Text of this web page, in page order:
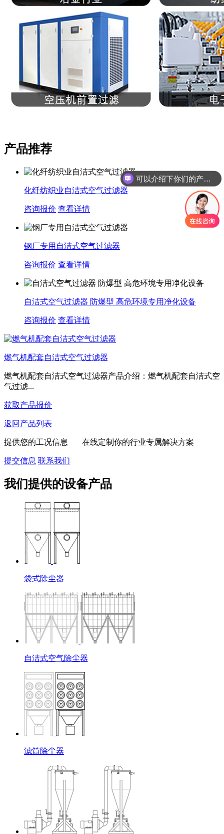
产品推荐
化纤纺织业自洁式空气过滤器
咨询报价 查看详情
钢厂专用自洁式空气过滤器
咨询报价 查看详情
自洁式空气过滤器 防爆型 高危环境专用净化设备
咨询报价 查看详情
燃气机配套自洁式空气过滤器
燃气机配套自洁式空气过滤器产品介绍：燃气机配套自洁式空
气过滤...
获取产品报价
返回产品列表
提供您的工况信息 在线定制你的行业专属解决方案
提交信息 联系我们
我们提供的设备产品
袋式除尘器
自洁式空气除尘器
滤筒除尘器
可以介绍下你们的产品么
你们是怎么收费的呢